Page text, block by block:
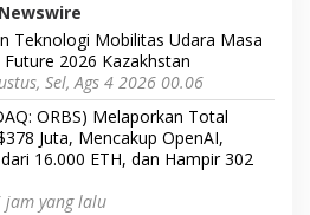
Teknologi Mobilitas Udara Masa
2026 Kazakhstan
Sel, Ags 4 2026 00.06
ORBS) Melaporkan Total
Juta, Mencakup OpenAI,
16.000 ETH, dan Hampir 302
jam yang lalu